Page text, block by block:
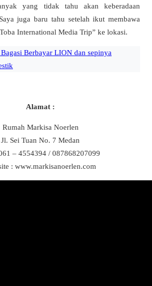
yang tidak tahu akan keberadaan
juga baru tahu setelah ikut membawa
International Media Trip” ke lokasi.
Berbayar LION dan sepinya
Alamat :
Rumah Markisa Noerlen
Jl. Sei Tuan No. 7 Medan
– 4554394 / 087868207099
: www.markisanoerlen.com